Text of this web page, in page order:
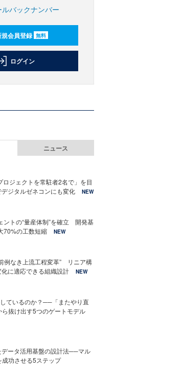
ルバックナンバー
規会員登録 無料
ログイン
ニュース
ジェクトを常駐者2名で」を目
ジタルゼネコンにも変化
NEW
ントの“量産体制”を確立 開発基
70%の工数短縮
NEW
例なき上流工程変革” リニア構
に適応できる組織設計
NEW
ているのか？──「またやり直
抜け出す5つのゲートモデル
ータ活用基盤の設計法──マル
功させる5ステップ